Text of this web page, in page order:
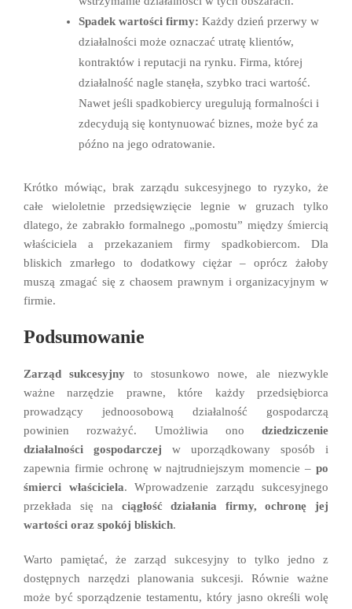
Spadek wartości firmy: Każdy dzień przerwy w
działalności może oznaczać utratę klientów,
kontraktów i reputacji na rynku. Firma, której
działalność nagle stanęła, szybko traci wartość.
Nawet jeśli spadkobiercy uregulują formalności i
zdecydują się kontynuować biznes, może być za
późno na jego odratowanie.
Krótko mówiąc, brak zarządu sukcesyjnego to ryzyko, że
całe wieloletnie przedsięwzięcie legnie w gruzach tylko
dlatego, że zabrakło formalnego „pomostu” między śmiercią
właściciela a przekazaniem firmy spadkobiercom. Dla
bliskich zmarłego to dodatkowy ciężar – oprócz żałoby
muszą zmagać się z chaosem prawnym i organizacyjnym w
firmie.
Podsumowanie
Zarząd sukcesyjny to stosunkowo nowe, ale niezwykle
ważne narzędzie prawne, które każdy przedsiębiorca
prowadzący jednoosobową działalność gospodarczą
powinien rozważyć. Umożliwia ono dziedziczenie
działalności gospodarczej w uporządkowany sposób i
zapewnia firmie ochronę w najtrudniejszym momencie – po
śmierci właściciela. Wprowadzenie zarządu sukcesyjnego
przekłada się na ciągłość działania firmy, ochronę jej
wartości oraz spokój bliskich.
Warto pamiętać, że zarząd sukcesyjny to tylko jedno z
dostępnych narzędzi planowania sukcesji. Równie ważne
może być sporządzenie testamentu, który jasno określi wolę